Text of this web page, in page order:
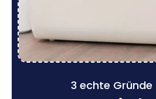
3 echte Gründe